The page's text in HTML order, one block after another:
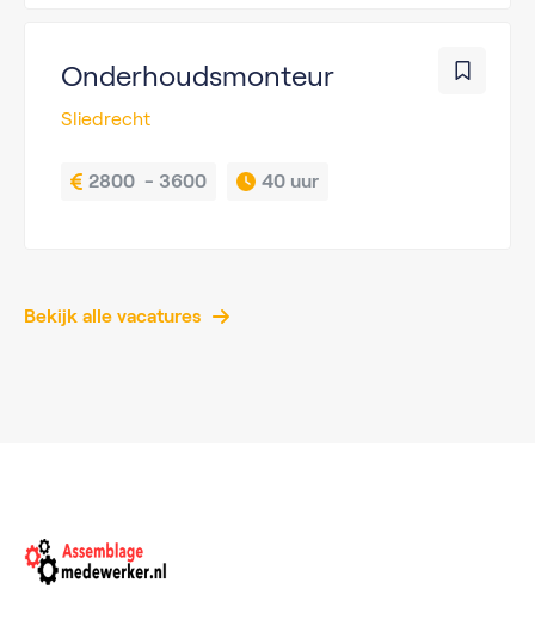
Onderhoudsmonteur
Sliedrecht
2800  - 3600 40 uur
Bekijk alle vacatures